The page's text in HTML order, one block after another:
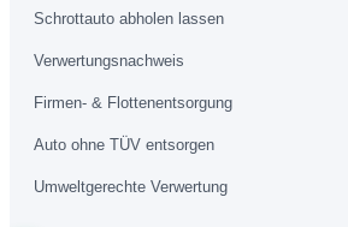
Schrottauto abholen lassen
Verwertungsnachweis
Firmen- & Flottenentsorgung
Auto ohne TÜV entsorgen
Umweltgerechte Verwertung